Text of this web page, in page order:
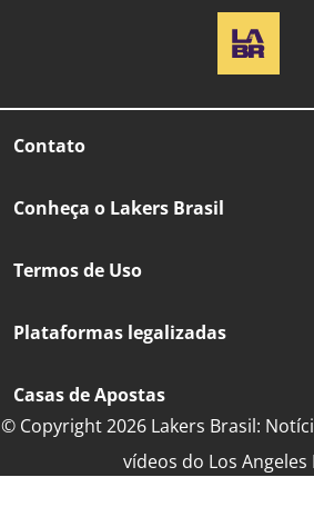
Contato
Conheça o Lakers Brasil
Termos de Uso
Plataformas legalizadas
Casas de Apostas
© Copyright 2026 Lakers Brasil:
vídeos do Los Angeles